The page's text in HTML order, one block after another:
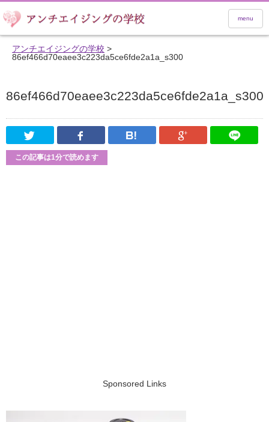
menu
アンチエイジングの学校 >
86ef466d70eaee3c223da5ce6fde2a1a_s300
86ef466d70eaee3c223da5ce6fde2a1a_s300
Twitter Facebook はてなブックマーク
Google
この記事は1分で読めます
Sponsored Links